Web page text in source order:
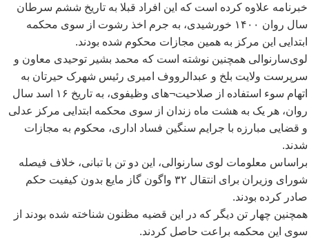
خبرنامه علاوه کرده است که این افراد قبلا به تاریخ ششم سرطان
سال روان ۱۴۰۰ خورشیدی، به جرم اخذ رشوت از سوی محکمه
ابتدایی این مرکز به همین مجازات محکوم شده بودند.
لویسارنوالی همچنین نوشته است که محمد بشیر توحیدی معاون و
سرپرست ولایت بلخ و عبدالرووف امیری رئیس شهرک حیرتان به
اتهام سوء استفاده از صلاحیت¬های وظیفوی، به تاریخ ۱۶ اسد سال
روان، هر یک به هشت ماه زندان از سوی محکمه ابتدایی مرکز عدلی
و قضایی مبارزه با جرایم سنگین فساد اداری، محکوم به مجازات
شدند.
براساس معلومات لوی سارنوالی، این دو تن با تبانی، خلاف فیصله
شورای وزیران برای انتقال ۳۲ واگون گاز مایع بدون کیفیت حکم
صادر کرده بودند.
همچنین چهار تن دیگر که در این قضیه مظنون شناخته شده بودند از
سوی این محکمه براعت حاصل کردند.